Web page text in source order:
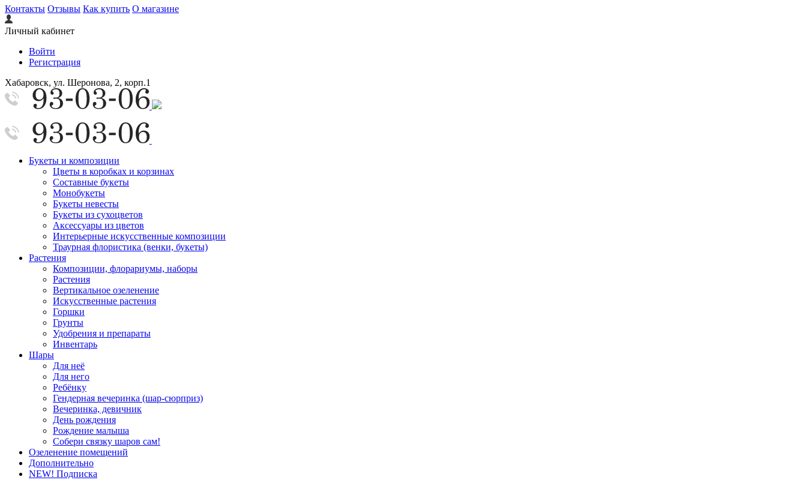
Контакты Отзывы Как купить О магазине
Личный кабинет
Войти
Регистрация
Хабаровск, ул. Шеронова, 2, корп.1
Букеты и композиции
Цветы в коробках и корзинах
Составные букеты
Монобукеты
Букеты невесты
Букеты из сухоцветов
Аксессуары из цветов
Интерьерные искусственные композиции
Траурная флористика (венки, букеты)
Растения
Композиции, флорариумы, наборы
Растения
Вертикальное озеленение
Искусственные растения
Горшки
Грунты
Удобрения и препараты
Инвентарь
Шары
Для неё
Для него
Ребёнку
Гендерная вечеринка (шар-сюрприз)
Вечеринка, девичник
День рождения
Рождение малыша
Собери связку шаров сам!
Озеленение помещений
Дополнительно
NEW! Подписка